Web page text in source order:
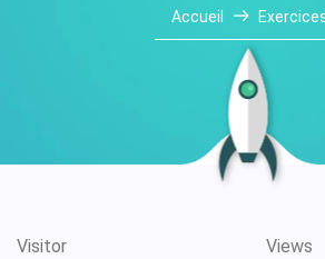
Accueil
Visitor Views